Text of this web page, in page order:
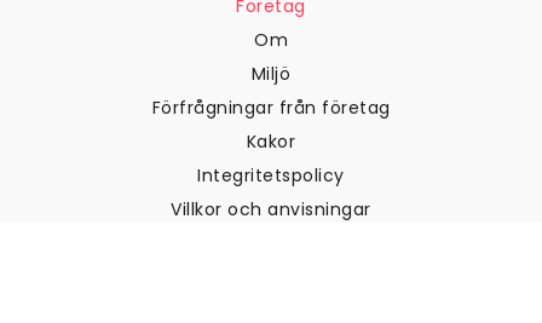
Företag
Om
Miljö
Förfrågningar från företag
Kakor
Integritetspolicy
Villkor och anvisningar